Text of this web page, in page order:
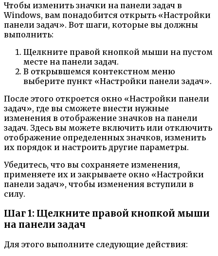
Чтобы изменить значки на панели задач в
Windows, вам понадобится открыть «Настройки
панели задач». Вот шаги, которые вы должны
выполнить:
Щелкните правой кнопкой мыши на пустом
месте на панели задач.
В открывшемся контекстном меню
выберите пункт «Настройки панели задач».
После этого откроется окно «Настройки панели
задач», где вы сможете внести нужные
изменения в отображение значков на панели
задач. Здесь вы можете включить или отключить
отображение определенных значков, изменить
их порядок и настроить другие параметры.
Убедитесь, что вы сохраняете изменения,
применяете их и закрываете окно «Настройки
панели задач», чтобы изменения вступили в
силу.
Шаг 1: Щелкните правой кнопкой мыши
на панели задач
Для этого выполните следующие действия: